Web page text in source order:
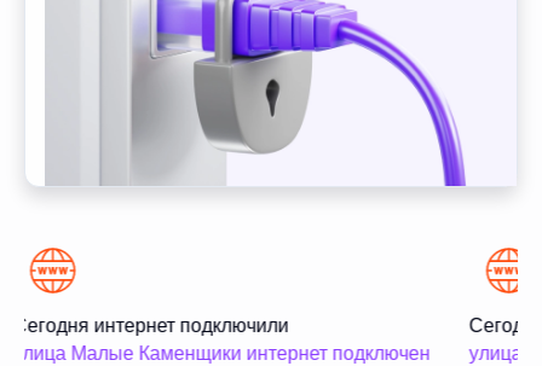
Сегодня интернет подключили
улица Малые Каменщики интернет подключен
улица